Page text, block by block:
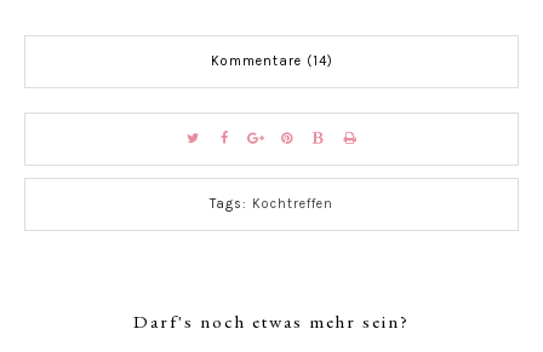
Kommentare (14)
Tags: Kochtreffen
Darf's noch etwas mehr sein?